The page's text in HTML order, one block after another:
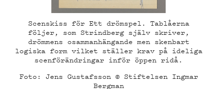
Scenskiss för Ett drömspel. Tablåerna
följer, som Strindberg själv skriver,
drömmens osammanhängande men skenbart
logiska form vilket ställer krav på ideliga
scenförändringar inför öppen ridå.
Foto: Jens Gustafsson © Stiftelsen Ingmar
Bergman